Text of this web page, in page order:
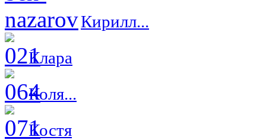
Кирилл...
Клара
Коля...
Костя